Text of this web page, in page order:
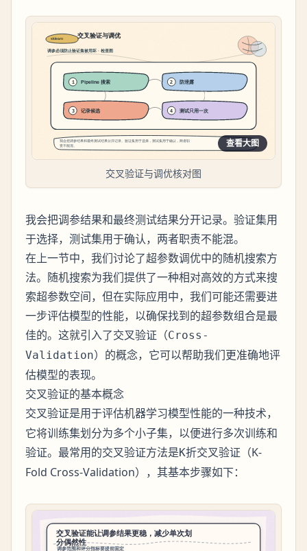
查看大图
交叉验证与调优核对图
我会把调参结果和最终测试结果分开记录。验证集用
于选择，测试集用于确认，两者职责不能混。
在上一节中，我们讨论了超参数调优中的随机搜索方
法。随机搜索为我们提供了一种相对高效的方式来搜
索超参数空间，但在实际应用中，我们可能还需要进
一步评估模型的性能，以确保找到的超参数组合是最
佳的。这就引入了交叉验证（Cross-
Validation） 的概念，它可以帮助我们更准确地评
估模型的表现。
交叉验证的基本概念
交叉验证是用于评估机器学习模型性能的一种技术，
它将训练集划分为多个小子集，以便进行多次训练和
验证。最常用的交叉验证方法是K折交叉验证
（K-
Fold Cross-Validation），其基本步骤如下：